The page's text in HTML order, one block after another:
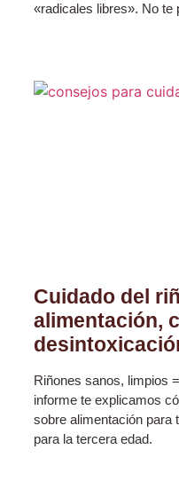
«radicales libres». No te
Cuidado del
alimentación,
Riñones sanos, limpios
informe te explicamos
sobre alimentación para
para la tercera edad.